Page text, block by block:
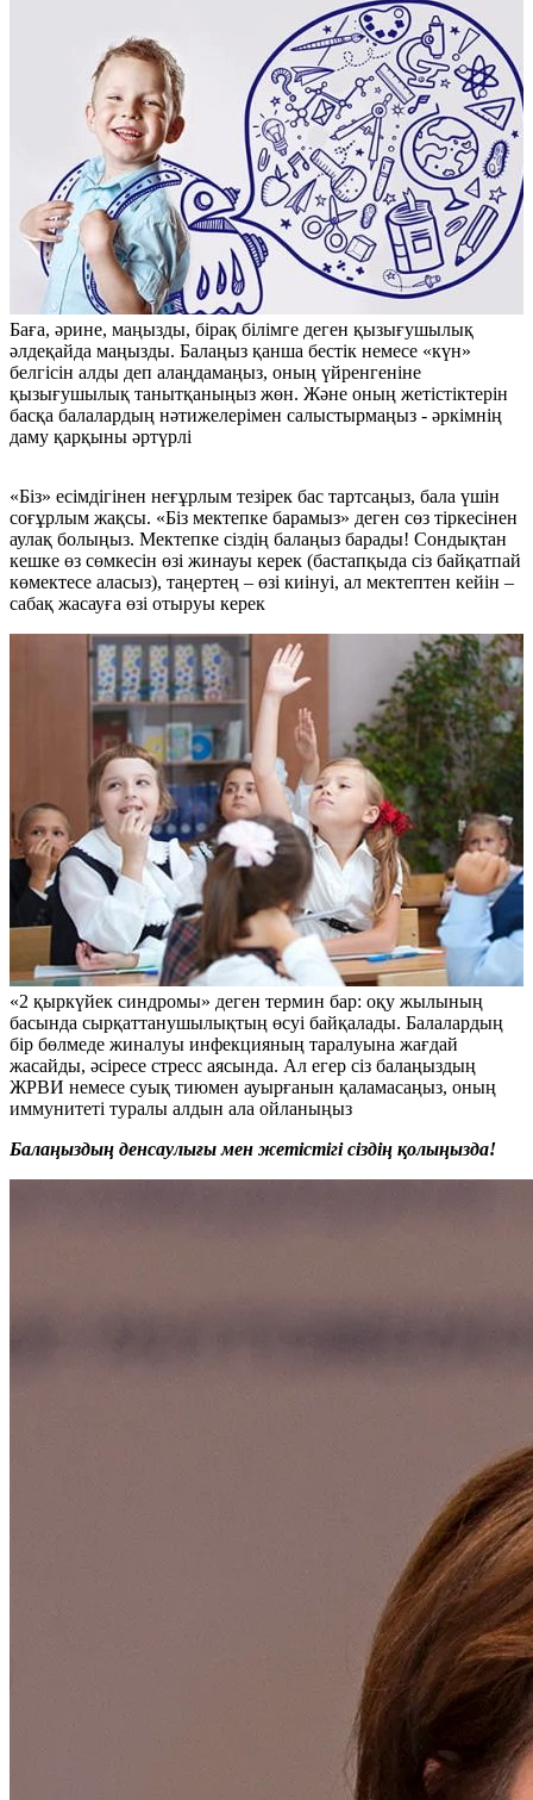
Баға, әрине, маңызды, бірақ білімге деген қызығушылық
әлдеқайда маңызды. Балаңыз қанша бестік немесе «күн»
белгісін алды деп алаңдамаңыз, оның үйренгеніне
қызығушылық танытқаныңыз жөн. Және оның жетістіктерін
басқа балалардың нәтижелерімен салыстырмаңыз - әркімнің
даму қарқыны әртүрлі
«Біз» есімдігінен неғұрлым тезірек бас тартсаңыз, бала үшін
соғұрлым жақсы. «Біз мектепке барамыз» деген сөз тіркесінен
аулақ болыңыз. Мектепке сіздің балаңыз барады! Сондықтан
кешке өз сөмкесін өзі жинауы керек (бастапқыда сіз байқатпай
көмектесе аласыз), таңертең – өзі киінуі, ал мектептен кейін –
сабақ жасауға өзі отыруы керек
«2 қыркүйек синдромы» деген термин бар: оқу жылының
басында сырқаттанушылықтың өсуі байқалады. Балалардың
бір бөлмеде жиналуы инфекцияның таралуына жағдай
жасайды, әсіресе стресс аясында. Ал егер сіз балаңыздың
ЖРВИ немесе суық тиюмен ауырғанын қаламасаңыз, оның
иммунитеті туралы алдын ала ойланыңыз
Балаңыздың денсаулығы мен жетістігі сіздің қолыңызда!